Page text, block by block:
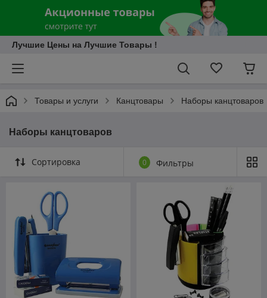
Лучшие Цены на Лучшие Товары !
Товары и услуги Канцтовары Наборы канцтоваров
Наборы канцтоваров
Сортировка 0 Фильтры